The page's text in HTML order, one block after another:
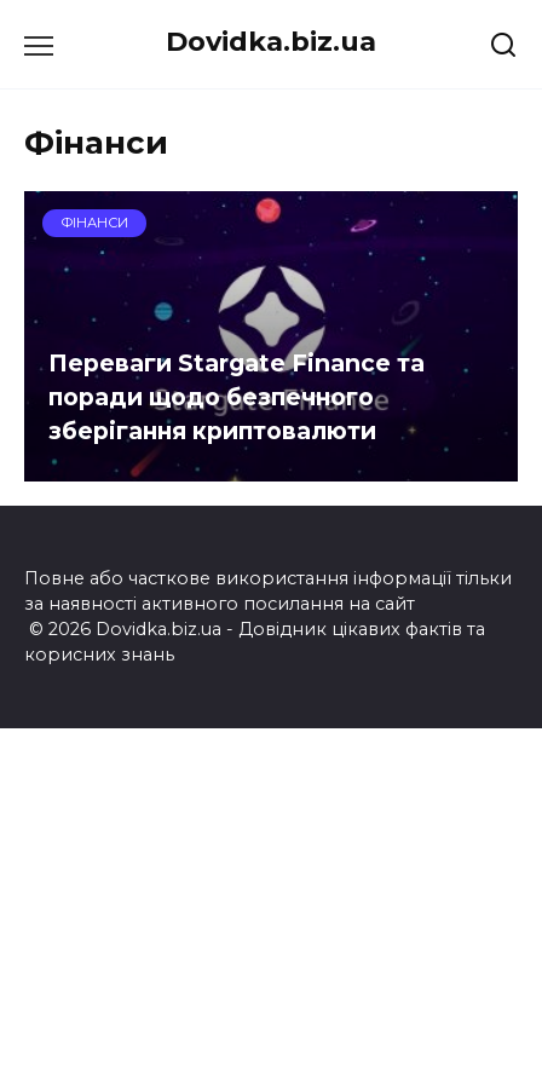
до
Dovidka.biz.ua
Фінанси
ФІНАНСИ
Переваги Stargate Finance та
поради щодо безпечного
зберігання криптовалюти
Повне або часткове використання інформації тільки
за наявності активного посилання на сайт
© 2026 Dovidka.biz.ua - Довідник цікавих фактів та
корисних знань